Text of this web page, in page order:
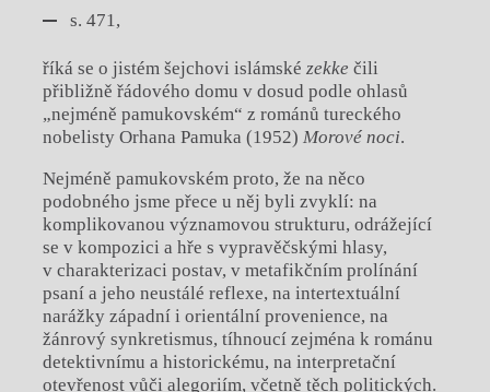
s. 471,
říká se o jistém šejchovi islámské zekke čili
přibližně řádového domu v dosud podle ohlasů
„nejméně pamukovském“ z románů tureckého
nobelisty Orhana Pamuka (1952) Morové noci.
Nejméně pamukovském proto, že na něco
podobného jsme přece u něj byli zvyklí: na
komplikovanou významovou strukturu, odrážející
se v kompozici a hře s vypravěčskými hlasy,
v charakterizaci postav, v metafikčním prolínání
psaní a jeho neustálé reflexe, na intertextuální
narážky západní i orientální provenience, na
žánrový synkretismus, tíhnoucí zejména k románu
detektivnímu a historickému, na interpretační
otevřenost vůči alegoriím, včetně těch politických.